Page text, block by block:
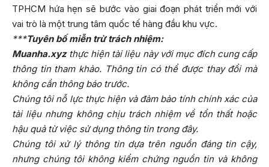
TPHCM hứa hẹn sẽ bước vào giai đoạn phát triển mới với
vai trò là một trung tâm quốc tế hàng đầu khu vực.
***Tuyên bố miễn trừ trách nhiệm:
Muanha.xyzthực hiện tài liệu này với mục đích cung cấp
thông tin tham khảo. Thông tin có thể được thay đổi mà
không cần thông báo trước.
Chúng tôi nỗ lực thực hiện và đảm bảo tính chính xác của
tài liệu nhưng không chịu trách nhiệm về tổn thất hoặc
hậu quả từ việc sử dụng thông tin trong đây.
Chúng tôi xử lý thông tin dựa trên nguồn đáng tin cậy,
nhưng chúng tôi không kiểm chứng nguồn tin và không